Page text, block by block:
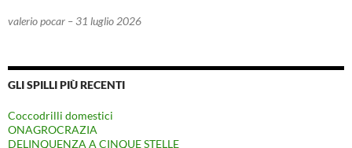
valerio pocar – 31 luglio 2026
GLI SPILLI PIÙ RECENTI
Coccodrilli domestici
ONAGROCRAZIA
DELINQUENZA A CINQUE STELLE